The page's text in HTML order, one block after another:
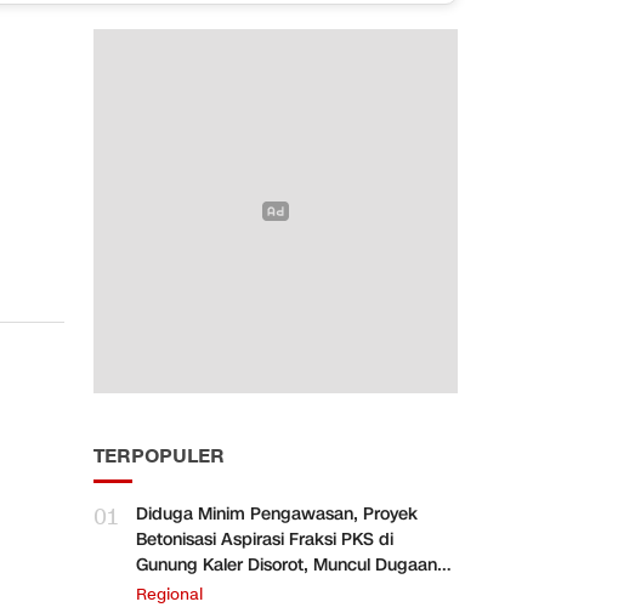
TERPOPULER
01
Diduga Minim Pengawasan, Proyek
Betonisasi Aspirasi Fraksi PKS di
Gunung Kaler Disorot, Muncul Dugaan
Pengurangan Volume
Regional